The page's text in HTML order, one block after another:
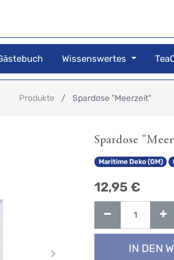
Wissenswertes
Produkte Spardose "Meerzeit"
Spardose
Maritime Deko (GM)
12,95 €
IN DEN